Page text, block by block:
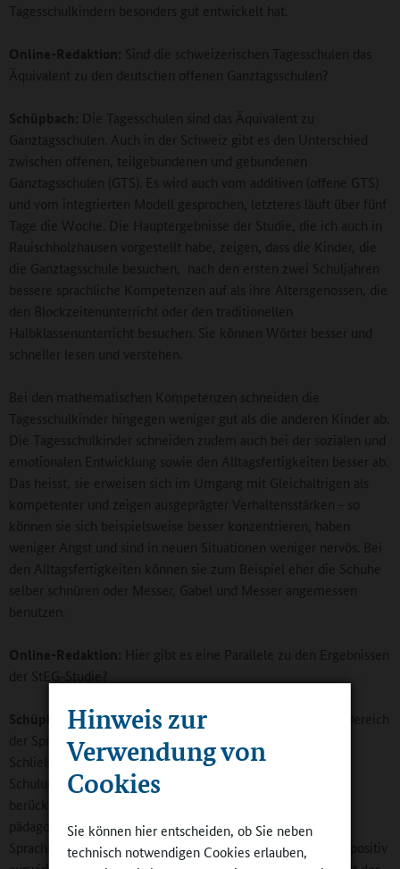
Hinweis zur
Verwendung von
Cookies
Sie können hier entscheiden, ob Sie neben
technisch notwendigen Cookies erlauben,
Tagesschulkindern besonders gut entwickelt hat.
Online-Redaktion:
Sind die schweizerischen Tagesschulen das
Äquivalent zu den deutschen offenen Ganztagsschulen?
Schüpbach: Die Tagesschulen sind das Äquivalent zu
Ganztagsschulen. Auch in der Schweiz gibt es den Unterschied
zwischen offenen, teilgebundenen und gebundenen
Ganztagsschulen (GTS). Es wird auch vom additiven (offene GTS)
und vom integrierten Modell gesprochen, letzteres läuft über fünf
Tage die Woche. Die Hauptergebnisse der Studie, die ich auch in
Rauischholzhausen vorgestellt habe, zeigen, dass die Kinder, die
die Ganztagsschule besuchen, nach den ersten zwei Schuljahren
bessere sprachliche Kompetenzen auf als ihre Altersgenossen, die
den Blockzeitenunterricht oder den traditionellen
Halbklassenunterricht besuchen. Sie können Wörter besser und
schneller lesen und verstehen.
Bei den mathematischen Kompetenzen schneiden die
Tagesschulkinder hingegen weniger gut als die anderen Kinder ab.
Die Tagesschulkinder schneiden zudem auch bei der sozialen und
emotionalen Entwicklung sowie den Alltagsfertigkeiten besser ab.
Das heisst, sie erweisen sich im Umgang mit Gleichaltrigen als
kompetenter und zeigen ausgeprägter Verhaltensstärken - so
können sie sich beispielsweise besser konzentrieren, haben
weniger Angst und sind in neuen Situationen weniger nervös. Bei
den Alltagsfertigkeiten können sie zum Beispiel eher die Schuhe
selber schnüren oder Messer, Gabel und Messer angemessen
benutzen.
Online-Redaktion: Hier gibt es eine Parallele zu den Ergebnissen
der StEG-Studie?
Schüpbach:Ja, genau. Bei uns kommt aber hinzu, dass im Bereich
der Sprachen ein deutlicher Vorsprung zu vermelden ist.
Schließlich haben wir auch die pädagogische Qualität des
Schulunterrichts wie des außerunterrichtlichen Teils
berücksichtigt. Hier zeigt sich, dass sich der Besuch einer
pädagogisch guten Tageschule besonders auf die
Sprachkompetenzen und die sozioemotionale Entwicklung positiv